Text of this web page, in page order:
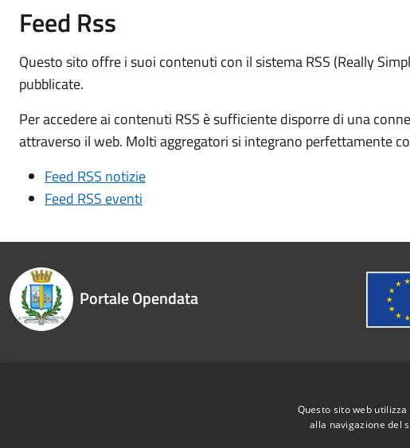
Feed Rss
Questo sito offre i suoi contenuti con il sistema RSS (Really
pubblicate.
Per accedere ai contenuti RSS è sufficiente disporre di una
attraverso il web. Molti aggregatori si integrano perfettamente
Feed RSS notizie
Feed RSS eventi
Portale Opendata
Questo sito web
alla navigazione del